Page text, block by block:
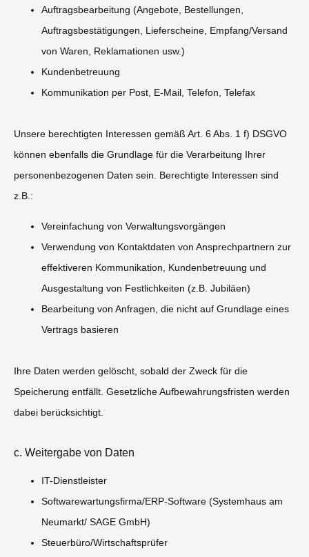
Auftragsbearbeitung (Angebote, Bestellungen,
Auftragsbestätigungen, Lieferscheine, Empfang/Versand
von Waren, Reklamationen usw.)
Kundenbetreuung
Kommunikation per Post, E-Mail, Telefon, Telefax
Unsere berechtigten Interessen gemäß Art. 6 Abs. 1 f) DSGVO
können ebenfalls die Grundlage für die Verarbeitung Ihrer
personenbezogenen Daten sein. Berechtigte Interessen sind
z.B.:
Vereinfachung von Verwaltungsvorgängen
Verwendung von Kontaktdaten von Ansprechpartnern zur
effektiveren Kommunikation, Kundenbetreuung und
Ausgestaltung von Festlichkeiten (z.B. Jubiläen)
Bearbeitung von Anfragen, die nicht auf Grundlage eines
Vertrags basieren
Ihre Daten werden gelöscht, sobald der Zweck für die
Speicherung entfällt. Gesetzliche Aufbewahrungsfristen werden
dabei berücksichtigt.
c. Weitergabe von Daten
IT-Dienstleister
Softwarewartungsfirma/ERP-Software (Systemhaus am
Neumarkt/ SAGE GmbH)
Steuerbüro/Wirtschaftsprüfer